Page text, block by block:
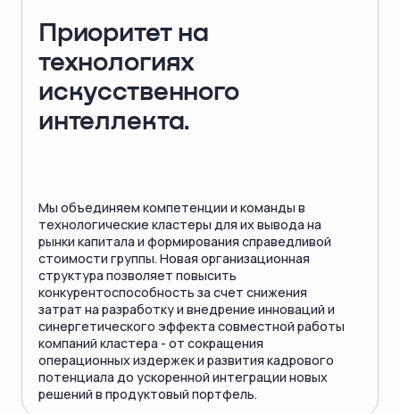
Приоритет на
технологиях
искусственного
интеллекта.
Мы объединяем компетенции и команды в
технологические кластеры для их вывода на
рынки капитала и формирования справедливой
стоимости группы. Новая организационная
структура позволяет повысить
конкурентоспособность за счет снижения
затрат на разработку и внедрение инноваций и
синергетического эффекта совместной работы
компаний кластера - от сокращения
операционных издержек и развития кадрового
потенциала до ускоренной интеграции новых
решений в продуктовый портфель.